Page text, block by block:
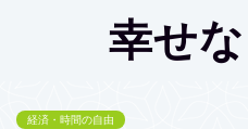
幸せ
経済・時間の自由